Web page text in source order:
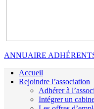
ANNUAIRE
Accueil
Rejoindre l’association
Adhérer à
Intégrer un